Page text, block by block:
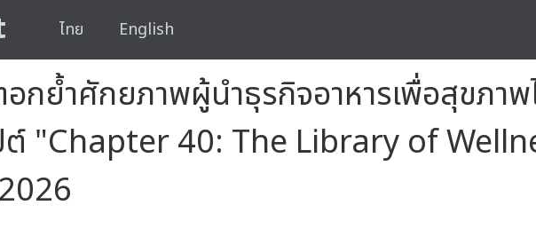
ไทย English
อกย้ำศักยภาพผู้นำธุรกิจอาหารเพื่อสุขภ
ต์ "Chapter 40: The Library of